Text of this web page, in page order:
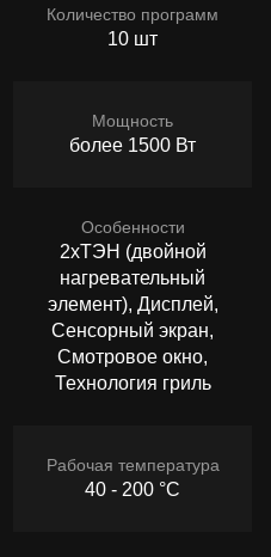
Количество программ
10 шт
Мощность
более 1500 Вт
Особенности
2хТЭН (двойной
нагревательный
элемент), Дисплей,
Сенсорный экран,
Смотровое окно,
Технология гриль
Рабочая температура
40 - 200 °C